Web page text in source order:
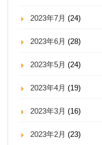
2023年7月 (24)
2023年6月 (28)
2023年5月 (24)
2023年4月 (19)
2023年3月 (16)
2023年2月 (23)